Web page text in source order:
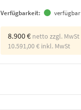
Verfügbarkeit: verfügbar
8.900 € netto zzgl. MwSt
10.591,00 € inkl. MwSt